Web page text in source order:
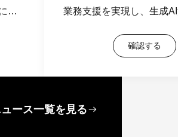
つ
業務支援を実現し、生成
確認する
ース一覧を見る